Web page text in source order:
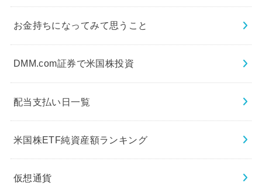
お金持ちになってみて思うこと
DMM.com証券で米国株投資
配当支払い日一覧
米国株ETF純資産額ランキング
仮想通貨